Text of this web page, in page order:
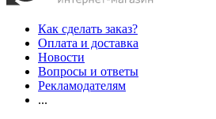
Как сделать заказ?
Оплата и доставка
Новости
Вопросы и ответы
Рекламодателям
...